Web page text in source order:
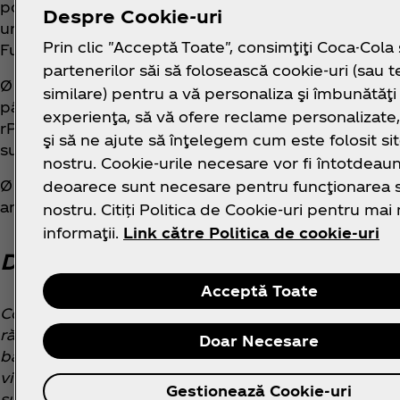
portofoliu de produse al companiei. Din 2019,
urmând ca, din această toamnă, și celelalte
Fuzetea, să fie îmbuteliate în ambalaje din 100%
Ø Proiectul este dezvoltat în conformitate cu
până în 2040. Tranziția întregului portofoliu la
rPET au o amprentă cu 80% mai mică decât
surse regenerabile.
Ø Implicarea activă a companiei în susținerea
angajamentului de a îmbunătăți colectarea și
Despre Compania Coca‑Cola
Coca‑Cola este o companie pentru toți, care
răcori lumea și a se implica într-o schimbare în
băuturi răcoritoare. Din categoriile de apă, băuturi
vitaminwater, Topo Chico, Powerade, Costa,
Despre Cookie-uri
Prin clic "Acceptă Toate", consimţiţi Coca-Cola
partenerilor săi să folosească cookie-uri (sau
similare) pentru a vă personaliza şi îmbunătăţi
experienţa, să vă ofere reclame
şi să ne ajute să înţelegem cum este folosit
nostru. Cookie-urile necesare vor fi
deoarece sunt necesare pentru funcţionarea
nostru. Citiți Politica de Cookie-uri pentru mai
informaţii. Link către Politica de cookie-uri
Acceptă Toate
Doar Necesare
Gestionează Cookie-uri